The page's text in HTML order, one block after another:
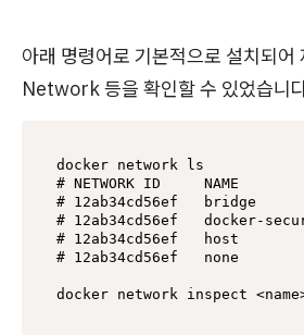
아래 명령어로 기본적으로 설치되
Network 등을 확인할 수 있었습니
docker network ls
# NETWORK ID     NAME
# 12ab34cd56ef
# 12ab34cd56ef   docker-
# 12ab34cd56ef   host
# 12ab34cd56ef   none
docker network inspect